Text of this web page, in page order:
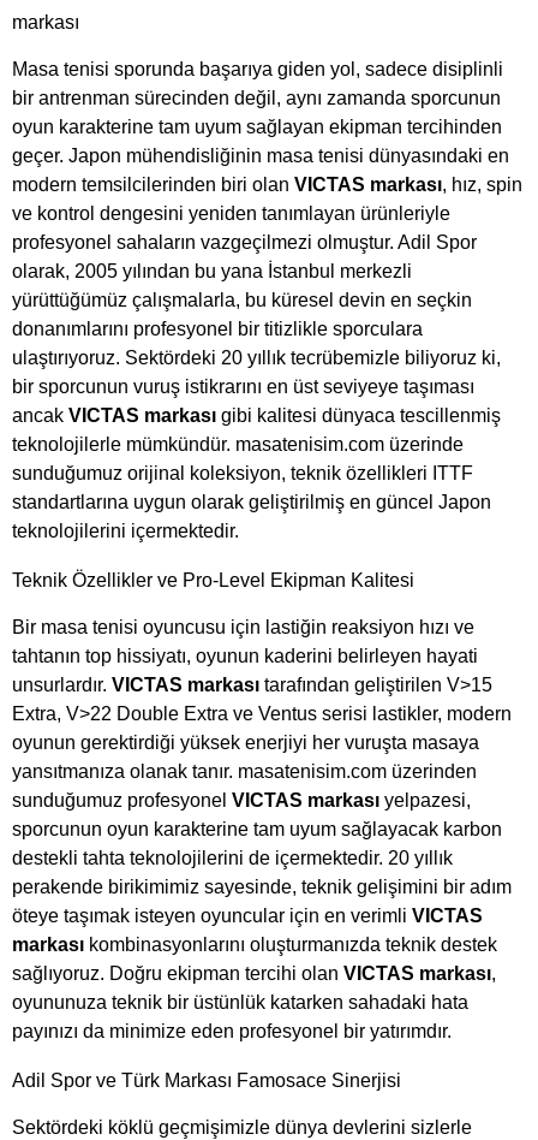
markası
Masa tenisi sporunda başarıya giden yol, sadece disiplinli
bir antrenman sürecinden değil, aynı zamanda sporcunun
oyun karakterine tam uyum sağlayan ekipman tercihinden
geçer. Japon mühendisliğinin masa tenisi dünyasındaki en
modern temsilcilerinden biri olan VICTAS markası, hız, spin
ve kontrol dengesini yeniden tanımlayan ürünleriyle
profesyonel sahaların vazgeçilmezi olmuştur. Adil Spor
olarak, 2005 yılından bu yana İstanbul merkezli
yürüttüğümüz çalışmalarla, bu küresel devin en seçkin
donanımlarını profesyonel bir titizlikle sporculara
ulaştırıyoruz. Sektördeki 20 yıllık tecrübemizle biliyoruz ki,
bir sporcunun vuruş istikrarını en üst seviyeye taşıması
ancak VICTAS markası gibi kalitesi dünyaca tescillenmiş
teknolojilerle mümkündür. masatenisim.com üzerinde
sunduğumuz orijinal koleksiyon, teknik özellikleri ITTF
standartlarına uygun olarak geliştirilmiş en güncel Japon
teknolojilerini içermektedir.
Teknik Özellikler ve Pro-Level Ekipman Kalitesi
Bir masa tenisi oyuncusu için lastiğin reaksiyon hızı ve
tahtanın top hissiyatı, oyunun kaderini belirleyen hayati
unsurlardır. VICTAS markası tarafından geliştirilen V>15
Extra, V>22 Double Extra ve Ventus serisi lastikler, modern
oyunun gerektirdiği yüksek enerjiyi her vuruşta masaya
yansıtmanıza olanak tanır. masatenisim.com üzerinden
sunduğumuz profesyonel VICTAS markası yelpazesi,
sporcunun oyun karakterine tam uyum sağlayacak karbon
destekli tahta teknolojilerini de içermektedir. 20 yıllık
perakende birikimimiz sayesinde, teknik gelişimini bir adım
öteye taşımak isteyen oyuncular için en verimli VICTAS
markası kombinasyonlarını oluşturmanızda teknik destek
sağlıyoruz. Doğru ekipman tercihi olan VICTAS markası,
oyununuza teknik bir üstünlük katarken sahadaki hata
payınızı da minimize eden profesyonel bir yatırımdır.
Adil Spor ve Türk Markası Famosace Sinerjisi
Sektördeki köklü geçmişimizle dünya devlerini sizlerle